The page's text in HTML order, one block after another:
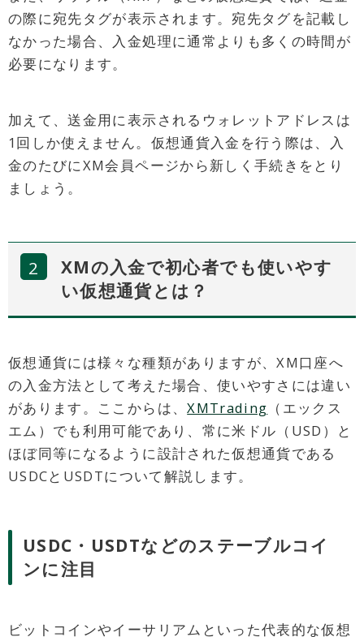
の際に宛先タグが表示されます。宛先タグを記載し
なかった場合、入金処理に通常よりも多くの時間が
必要になります。
加えて、送金用に表示されるウォレットアドレスは
1回しか使えません。仮想通貨入金を行う際は、入
金のたびにXM会員ページから新しく手続きをとり
ましょう。
XMの入金で初心者でも使いやす
い仮想通貨とは？
仮想通貨には様々な種類がありますが、XM口座へ
の入金方法として考えた場合、使いやすさには違い
があります。ここからは、XMTrading （エックス
エム）でも利用可能であり、常に米ドル（USD）と
ほぼ同等になるように設計された仮想通貨である
USDCとUSDTについて解説します。
USDC・USDTなどのステーブルコイ
ンに注目
ビットコインやイーサリアムといった代表的な仮想